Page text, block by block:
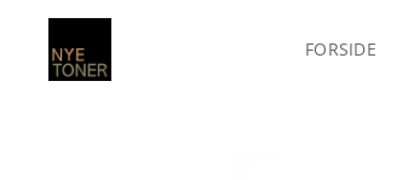
FORSIDE